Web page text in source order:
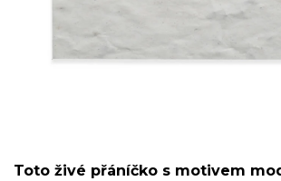
Toto živé přáníčko s motivem